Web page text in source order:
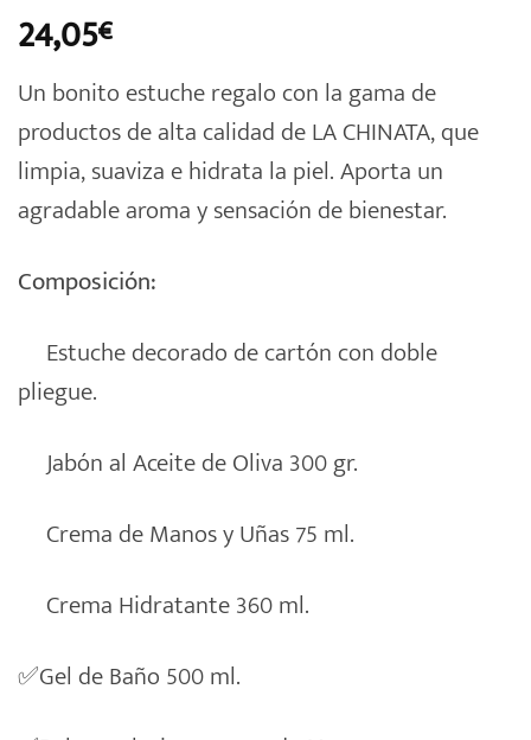
24,05€
Un bonito estuche regalo con la gama de
productos de alta calidad de LA CHINATA, que
limpia, suaviza e hidrata la piel. Aporta un
agradable aroma y sensación de bienestar.
Composición:
Estuche decorado de cartón con doble
pliegue.
Jabón al Aceite de Oliva 300 gr.
Crema de Manos y Uñas 75 ml.
Crema Hidratante 360 ml.
✅Gel de Baño 500 ml.